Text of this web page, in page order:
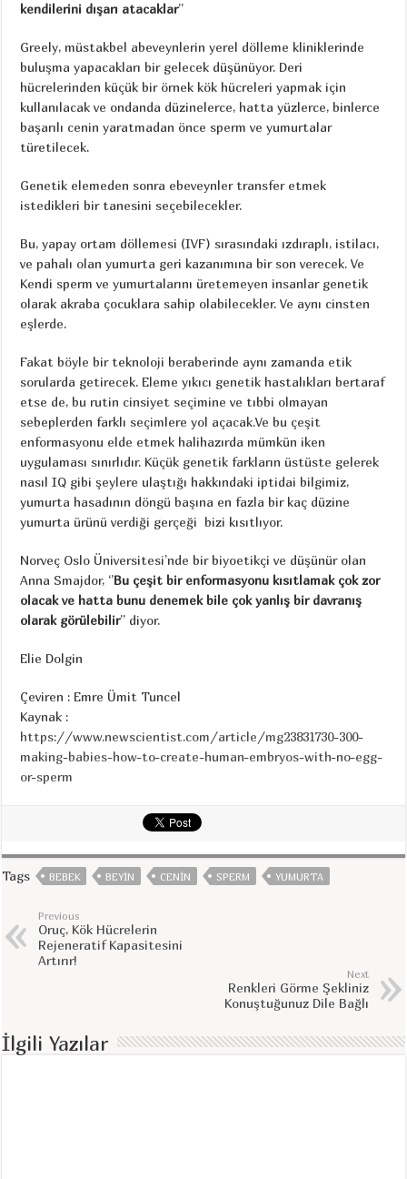
kendilerini dışarı atacaklar’’
Greely, müstakbel abeveynlerin yerel dölleme kliniklerinde
buluşma yapacakları bir gelecek düşünüyor. Deri
hücrelerinden küçük bir örnek kök hücreleri yapmak için
kullanılacak ve ondanda düzinelerce, hatta yüzlerce, binlerce
başarılı cenin yaratmadan önce sperm ve yumurtalar
türetilecek.
Genetik elemeden sonra ebeveynler transfer etmek
istedikleri bir tanesini seçebilecekler.
Bu, yapay ortam döllemesi (IVF) sırasındaki ızdıraplı, istilacı,
ve pahalı olan yumurta geri kazanımına bir son verecek. Ve
Kendi sperm ve yumurtalarını üretemeyen insanlar genetik
olarak akraba çocuklara sahip olabilecekler. Ve aynı cinsten
eşlerde.
Fakat böyle bir teknoloji beraberinde aynı zamanda etik
sorularda getirecek. Eleme yıkıcı genetik hastalıkları bertaraf
etse de, bu rutin cinsiyet seçimine ve tıbbi olmayan
sebeplerden farklı seçimlere yol açacak.Ve bu çeşit
enformasyonu elde etmek halihazırda mümkün iken
uygulaması sınırlıdır. Küçük genetik farkların üstüste gelerek
nasıl IQ gibi şeylere ulaştığı hakkındaki iptidai bilgimiz,
yumurta hasadının döngü başına en fazla bir kaç düzine
yumurta ürünü verdiği gerçeği bizi kısıtlıyor.
Norveç Oslo Üniversitesi’nde bir biyoetikçi ve düşünür olan
Anna Smajdor, ‘’Bu çeşit bir enformasyonu kısıtlamak çok zor
olacak ve hatta bunu denemek bile çok yanlış bir davranış
olarak görülebilir’’ diyor.
Elie Dolgin
Çeviren : Emre Ümit Tuncel
Kaynak :
https://www.newscientist.com/article/mg23831730-300-
making-babies-how-to-create-human-embryos-with-no-egg-
or-sperm
Tags BEBEK BEYIN CENIN SPERM YUMURTA
Previous
Oruç, Kök Hücrelerin
Rejeneratif Kapasitesini
Artırır!
Next
Renkleri Görme Şekliniz
Konuştuğunuz Dile Bağlı
İlgili Yazılar